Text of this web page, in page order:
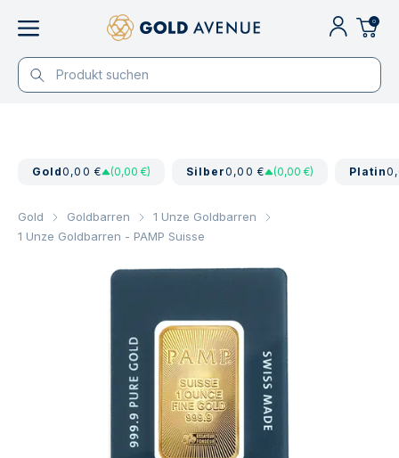
0
Gold0,00 € (0,00 €) Silber0,00 € (0,00 €) Platin
Gold Goldbarren
1 Unze Goldbarren
1 Unze Goldbarren - PAMP Suisse